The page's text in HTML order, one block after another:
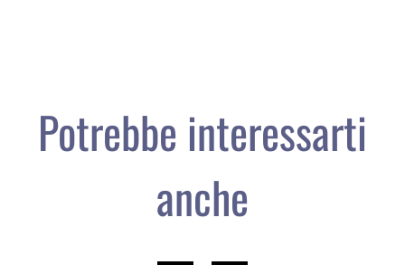
Potrebbe interessarti
anche